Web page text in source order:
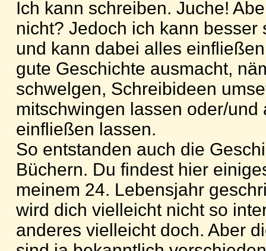
Ich kann schreiben. Juche!
nicht? Jedoch ich kann besser
und kann dabei alles
gute Geschichte ausmacht,
schwelgen, Schreibideen
mitschwingen lassen oder/und
einfließen lassen.
So entstanden auch die
Büchern. Du findest hier
meinem 24. Lebensjahr
wird dich vielleicht nicht so
anderes vielleicht doch. Aber